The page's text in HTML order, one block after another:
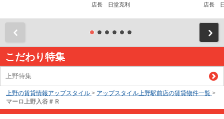
店長 日堂克利 店長
こだわり特集
上野特集
上野の賃貸情報アップスタイル > アップスタイル上野駅前店の賃貸物件一覧 >
マーロ上野入谷＃Ｒ